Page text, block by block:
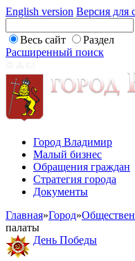
English version Версия для
Весь сайт
Раздел
Расширенный поиск
Город Владимир
Малый бизнес
Обращения граждан
Стратегия города
Документы
Главная»Город»
палаты
День Победы